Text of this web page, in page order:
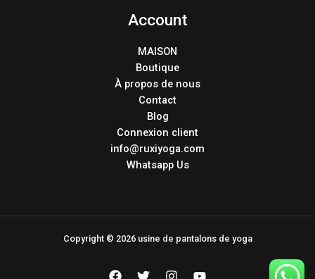
Account
MAISON
Boutique
À propos de nous
Contact
Blog
Connexion client
info@ruxiyoga.com
Whatsapp Us
Copyright © 2026 usine de pantalons de yoga